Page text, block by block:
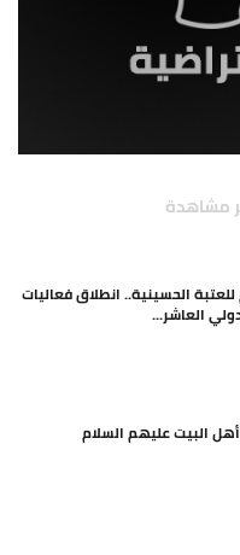
مشاهدة
الحسينية.. انطلاق فعاليات
العاشر...
البيت عليهم السلام